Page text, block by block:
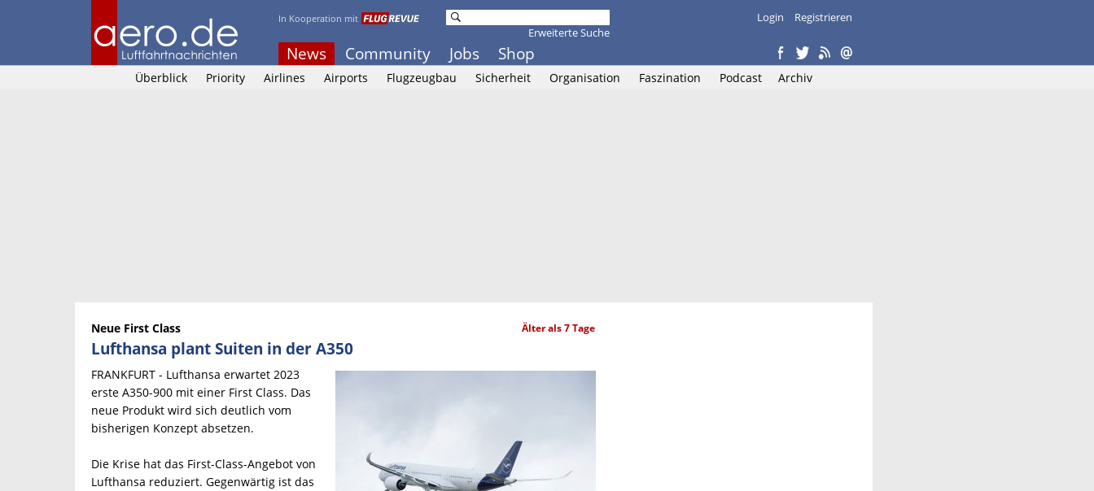
In Kooperation mit
News Community Jobs Shop
Erweiterte Suche
Login Registrieren
Überblick Priority Airlines Airports Flugzeugbau Sicherheit Organisation Faszination Podcast Archiv
Neue First Class Älter als 7 Tage
Lufthansa plant Suiten in der A350
FRANKFURT - Lufthansa erwartet 2023
erste A350-900 mit einer First Class. Das
neue Produkt wird sich deutlich vom
bisherigen Konzept absetzen.
Die Krise hat das First-Class-Angebot von
Lufthansa reduziert. Gegenwärtig ist das